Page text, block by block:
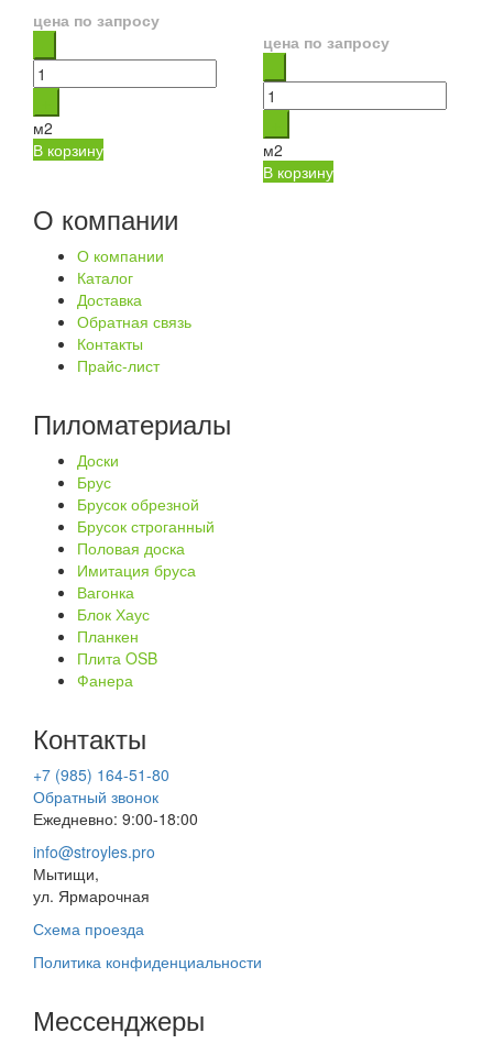
цена по запросу
м2
В корзину
цена по запросу
м2
В корзину
О компании
О компании
Каталог
Доставка
Обратная связь
Контакты
Прайс-лист
Пиломатериалы
Доски
Брус
Брусок обрезной
Брусок строганный
Половая доска
Имитация бруса
Вагонка
Блок Хаус
Планкен
Плита OSB
Фанера
Контакты
+7 (985) 164-51-80
Обратный звонок
Ежедневно: 9:00-18:00
info@stroyles.pro
Мытищи,
ул. Ярмарочная
Схема проезда
Политика конфиденциальности
Мессенджеры